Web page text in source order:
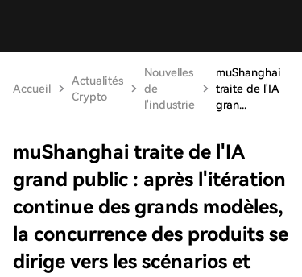
Accueil
Actualités
Crypto
Nouvelles
de
l'industrie
muShanghai
traite de l'IA
gran...
muShanghai traite de l'IA
grand public : après l'itération
continue des grands modèles,
la concurrence des produits se
dirige vers les scénarios et